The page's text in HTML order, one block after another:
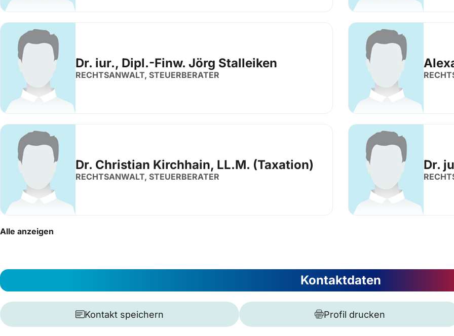
Dr. iur., Dipl.-Finw. Jörg Stalleiken
RECHTSANWALT, STEUERBERATER
Dr. Christian Kirchhain, LL.M. (Taxation)
RECHTSANWALT, STEUERBERATER
Dr.
Alle anzeigen
Kontaktdaten
Kontakt speichern Profil drucken